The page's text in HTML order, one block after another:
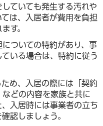
ていても発生する汚れや
は、入居者が費用を負担
す。
ついての特約があり、事
いる場合は、特約に従う
め、入居の際には「契約
どの内容を家族と共に
入居時には事業者の立ち
認しましょう。